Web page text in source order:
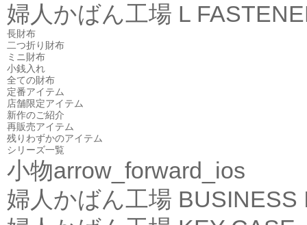
婦人かばん工場 L
長財布
二つ折り財布
ミニ財布
小銭入れ
全ての財布
定番アイテム
店舗限定アイテム
新作のご紹介
再販売アイテム
残りわずかのアイテム
シリーズ一覧
小物arrow_forward_ios
婦人かばん工場 BUSINESS